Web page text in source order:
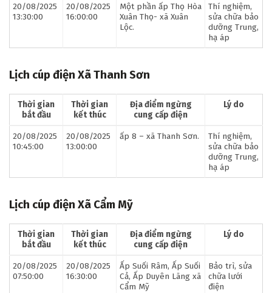
20/08/2025
13:30:00
20/08/2025
16:00:00
Một phần ấp Thọ Hòa
Xuân Thọ- xã Xuân
Lộc.
Thí nghiệm,
sửa chữa bảo
dưỡng Trung,
hạ áp
Lịch cúp điện Xã Thanh Sơn
Thời gian
bắt đầu
Thời gian
kết thúc
Địa điểm ngừng
cung cấp điện
Lý do
20/08/2025
10:45:00
20/08/2025
13:00:00
ấp 8 – xã Thanh Sơn.
Thí nghiệm,
sửa chữa bảo
dưỡng Trung,
hạ áp
Lịch cúp điện Xã Cẩm Mỹ
Thời gian
bắt đầu
Thời gian
kết thúc
Địa điểm ngừng
cung cấp điện
Lý do
20/08/2025
07:50:00
20/08/2025
16:30:00
Ấp Suối Râm, Ấp Suối
Cả, Ấp Duyên Lãng xã
Cẩm Mỹ
Bảo trì, sửa
chữa lưới
điện